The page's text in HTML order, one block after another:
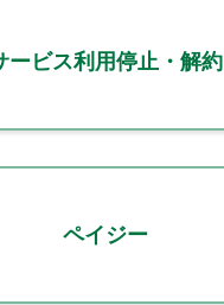
ービス利用停止・解約
ペイジー